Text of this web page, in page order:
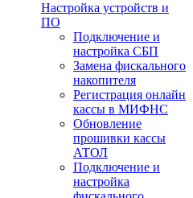
Настройка устройств и
ПО
Подключение и
настройка СБП
Замена фискального
накопителя
Регистрация онлайн
кассы в МИФНС
Обновление
прошивки кассы
АТОЛ
Подключение и
настройка